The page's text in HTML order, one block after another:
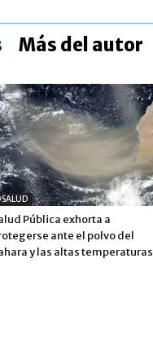
Más del autor
Pública exhorta a
ante el polvo del
y las altas temperaturas